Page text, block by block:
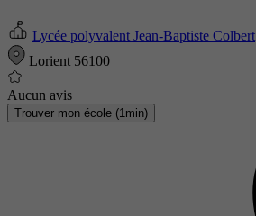
Lycée polyvalent Jean-Baptiste Colbert
Lorient 56100
Aucun avis
Trouver mon école (1min)